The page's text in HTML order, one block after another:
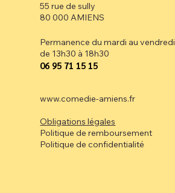
55 rue de sully
80 000 AMIENS
Permanence du mardi au vendredi
de 13h30 à 18h30
⁠06 95 71 15 15
www.comedie-amiens.fr
Obligations légales
Politique de remboursement
Politique de confidentialité